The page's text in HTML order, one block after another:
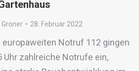
28. Februar 2022
europaweiten Notruf 112 gingen
Uhr zahlreiche Notrufe ein,